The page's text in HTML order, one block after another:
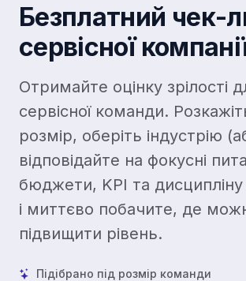
Безплатний чек-
сервісної
Отримайте оцінку зрілості
сервісної команди.
розмір, оберіть індустрію
відповідайте на фокусні
бюджети, KPI та
і миттєво побачите, де
підвищити рівень.
Підібрано під розмір команди